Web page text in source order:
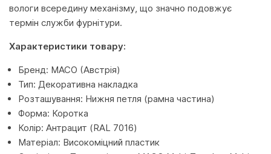
вологи всередину механізму, що значно подовжує
термін служби фурнітури.
Характеристики товару:
Бренд: MACO (Австрія)
Тип: Декоративна накладка
Розташування: Нижня петля (рамна частина)
Форма: Коротка
Колір: Антрацит (RAL 7016)
Матеріал: Високоміцний пластик